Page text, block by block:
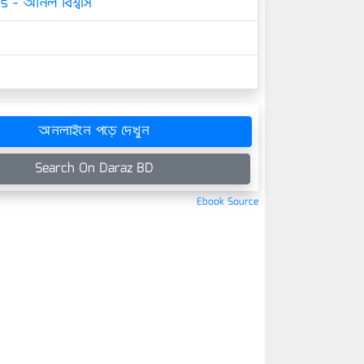
অনলাইনে পড়ে দেখুন
Search On Daraz BD
Ebook Source